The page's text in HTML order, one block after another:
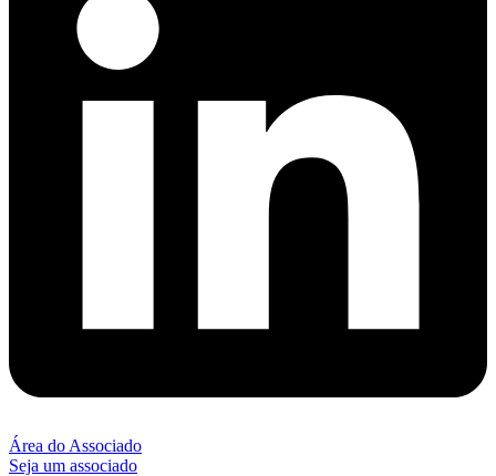
Área do Associado
Seja um associado